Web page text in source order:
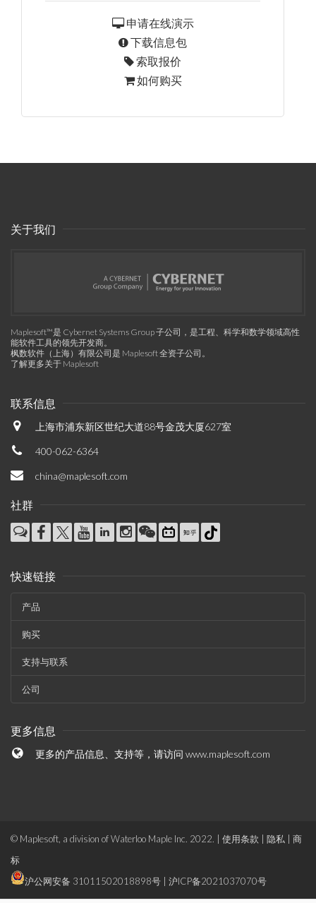
申请在线演示
下载信息包
索取报价
如何购买
关于我们
Maplesoft™是 Cybernet Systems Group 子公司，是工程、科学和数学领域高性
能软件工具的领先开发商。
枫数软件（上海）有限公司是 Maplesoft 全资子公司。
了解更多关于 Maplesoft
联系信息
上海市浦东新区世纪大道88号金茂大厦627室
400-062-6364
china@maplesoft.com
社群
快速链接
产品
购买
支持与联系
公司
更多信息
更多的产品信息、支持等，请访问 www.maplesoft.com
© Maplesoft, a division of Waterloo Maple Inc. 2022. | 使用条款 隐私
商
标
沪公网安备 31011502018898号
沪ICP备2021037070号